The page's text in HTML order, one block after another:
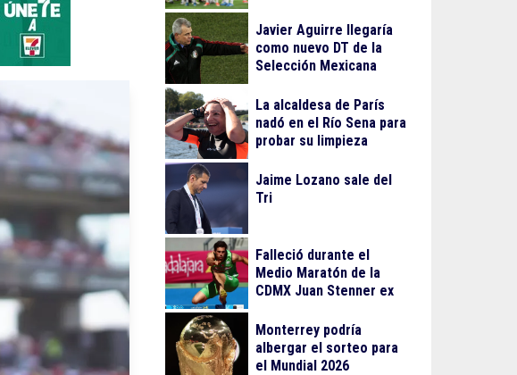
Javier Aguirre llegaría
como nuevo DT de la
Selección Mexicana
La alcaldesa de París
nadó en el Río Sena para
probar su limpieza
Jaime Lozano sale del
Tri
Falleció durante el
Medio Maratón de la
CDMX Juan Stenner ex
Monterrey podría
albergar el sorteo para
el Mundial 2026